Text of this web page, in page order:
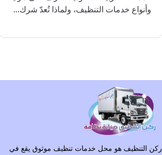
وأنواع خدمات التنظيف، ولماذا تُعدّ شرك...
ركن التنظيف هو محل خدمات تنظيف موثوق يقع في